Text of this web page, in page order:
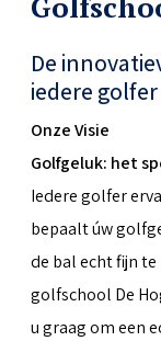
De
iedere
Onze Visie
Golfgeluk: het
Iedere golfer
bepaalt úw
de bal echt fijn te
golfschool De
u graag om een